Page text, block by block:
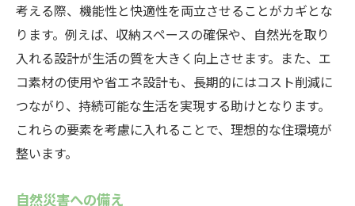
考える際、機能性と快適性を両立させることがカギとな
ります。例えば、収納スペースの確保や、自然光を取り
入れる設計が生活の質を大きく向上させます。また、エ
コ素材の使用や省エネ設計も、長期的にはコスト削減に
つながり、持続可能な生活を実現する助けとなります。
これらの要素を考慮に入れることで、理想的な住環境が
整います。
自然災害への備え